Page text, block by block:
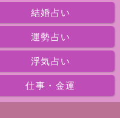
結婚占い
運勢占い
浮気占い
仕事・金運